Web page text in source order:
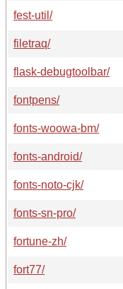
fest-util/
filetraq/
flask-debugtoolbar/
fontpens/
fonts-woowa-bm/
fonts-android/
fonts-noto-cjk/
fonts-sn-pro/
fortune-zh/
fort77/